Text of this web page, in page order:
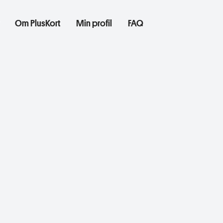
Om PlusKort Min profil FAQ